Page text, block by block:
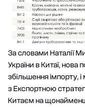
За словами Наталії
України в Китаї, нова
збільшення імпорту,
з Експортною
Китаєм на